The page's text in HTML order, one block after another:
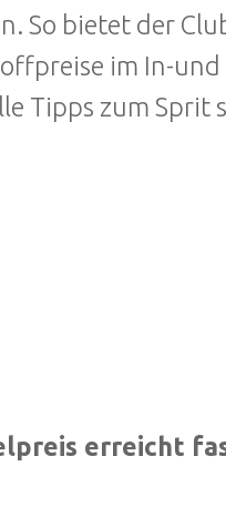
So bietet der
im In-und
Tipps zum Sprit
erreicht